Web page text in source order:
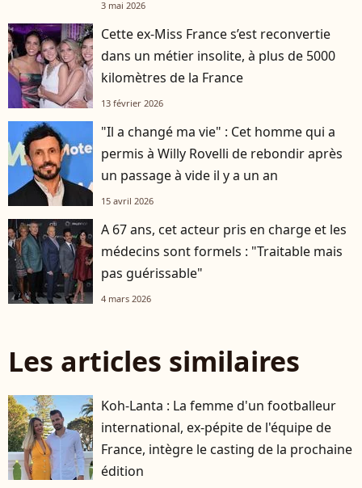
3 mai 2026
Cette ex-Miss France s’est reconvertie
dans un métier insolite, à plus de 5000
kilomètres de la France
13 février 2026
"Il a changé ma vie" : Cet homme qui a
permis à Willy Rovelli de rebondir après
un passage à vide il y a un an
15 avril 2026
A 67 ans, cet acteur pris en charge et les
médecins sont formels : "Traitable mais
pas guérissable"
4 mars 2026
Les articles similaires
Koh-Lanta : La femme d'un footballeur
international, ex-pépite de l'équipe de
France, intègre le casting de la prochaine
édition